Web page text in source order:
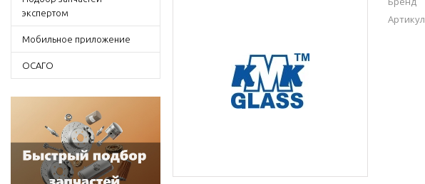
экспертом
Мобильное приложение
ОСАГО
Артикул